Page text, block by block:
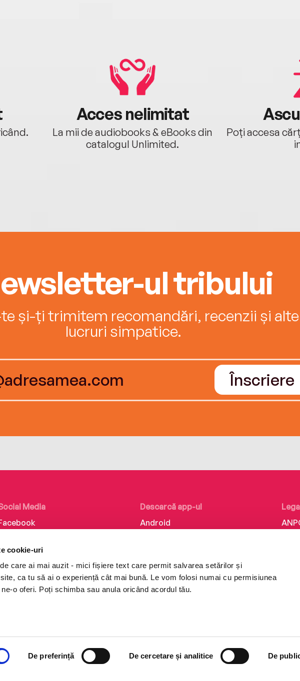
cookie-uri
care ai mai auzit - mici fișiere text care permit salvarea setărilor și
ca tu să ai o experiență cât mai bună. Le vom folosi numai cu permisiunea
o oferi. Poți schimba sau anula oricând acordul tău.
De preferință De cercetare și analitice De
Acces nelimitat
La mii de audiobooks & eBooks din
catalogul Unlimited.
Poți accesa
ul tribului
și-ți trimitem recomandări, recenzii și alte
lucruri simpatice.
Înscriere
Media
TikTok
Descarcă app-ul
Android